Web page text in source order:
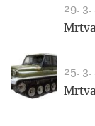
29. 3.
25. 3.